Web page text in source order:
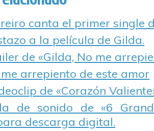
canta el primer single
a la película de Gilda.
de «Gilda, No me
arrepiento de este amor
de «Corazón
de sonido de «6
descarga digital.